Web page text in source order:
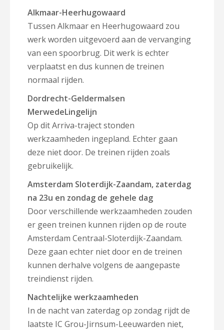
Alkmaar-Heerhugowaard
Tussen Alkmaar en Heerhugowaard zou
werk worden uitgevoerd aan de vervanging
van een spoorbrug. Dit werk is echter
verplaatst en dus kunnen de treinen
normaal rijden.
Dordrecht-Geldermalsen
MerwedeLingelijn
Op dit Arriva-traject stonden
werkzaamheden ingepland. Echter gaan
deze niet door. De treinen rijden zoals
gebruikelijk.
Amsterdam Sloterdijk-Zaandam, zaterdag
na 23u en zondag de gehele dag
Door verschillende werkzaamheden zouden
er geen treinen kunnen rijden op de route
Amsterdam Centraal-Sloterdijk-Zaandam.
Deze gaan echter niet door en de treinen
kunnen derhalve volgens de aangepaste
treindienst rijden.
Nachtelijke werkzaamheden
In de nacht van zaterdag op zondag rijdt de
laatste IC Grou-Jirnsum-Leeuwarden niet,